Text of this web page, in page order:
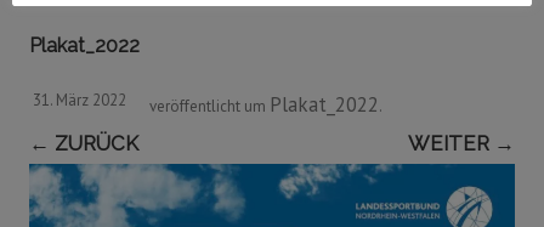
Plakat_2022
veröffentlicht
31. März 2022 um Plakat_2022.
← ZURÜCK WEITER →